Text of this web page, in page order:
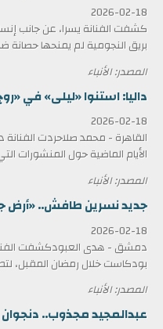
2026-02-18
كشفت الفنانة يسرا، عن جانب
بريق النجومية لم يمنحها حصانة
المصدر: الأنباء
داليا: استنوا «ليلى» في
2026-02-18
القاهرة - محمد صلاحردت
الأيام الماضية حول المنشورات
المصدر: الأنباء
جديد نسرين طافش.. «أرض
2026-02-18
دمشق - هدى العبودكشفت
بودكاست خلال رمضان المقبل،
المصدر: الأنباء
عبدالمجيد مجذوب.. دنجوان